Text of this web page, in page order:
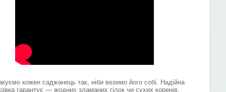
кожен саджанець так, ніби веземо його собі. Надійна
гарантує — жодних зламаних гілок чи сухих коренів.